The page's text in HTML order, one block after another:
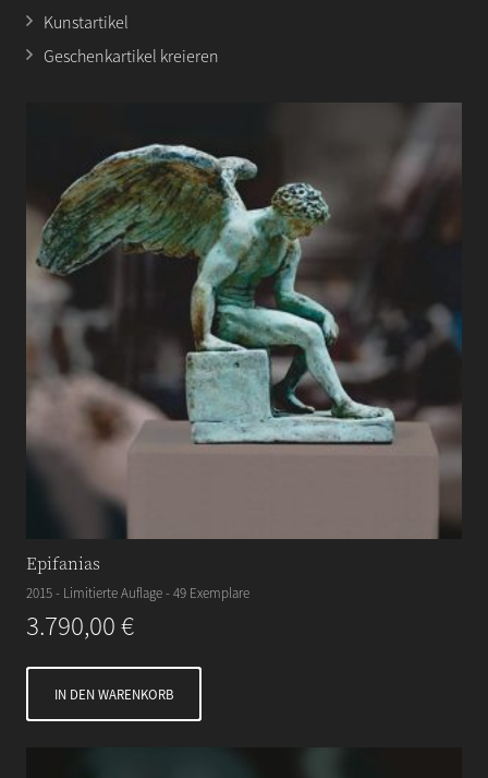
Kunstartikel
Geschenkartikel kreieren
Epifanias
2015 - Limitierte Auflage - 49 Exemplare
3.790,00€
IN DEN WARENKORB